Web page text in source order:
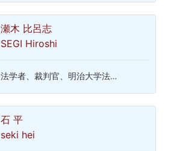
瀬木 比呂志
SEGI Hiroshi
法学者、裁判官、明治大学法…
石 平
seki hei